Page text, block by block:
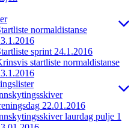
normaldistanse
sprint 24.1.2016
startliste normaldistanse
22.01.2016
laurdag pulje 1